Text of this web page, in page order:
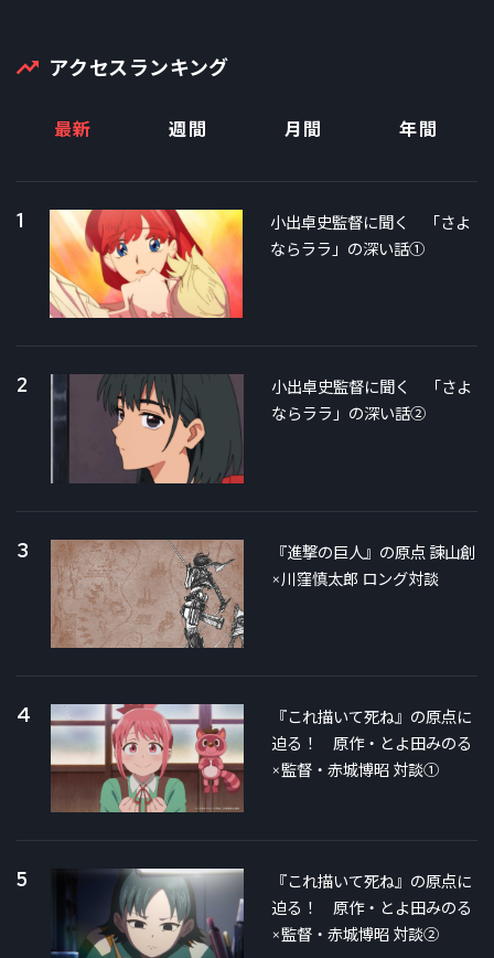
アクセスランキング
最新 週間 月間 年間
1
小出卓史監督に聞く 「さよ
ならララ」の深い話①
2
小出卓史監督に聞く 「さよ
ならララ」の深い話②
3
『進撃の巨人』の原点 諫山創
×川窪慎太郎 ロング対談
4
『これ描いて死ね』の原点に
迫る！ 原作・とよ田みのる
×監督・赤城博昭 対談①
5
『これ描いて死ね』の原点に
迫る！ 原作・とよ田みのる
×監督・赤城博昭 対談②